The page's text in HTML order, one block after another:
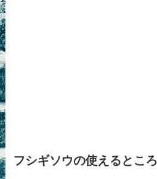
フシギソウの使えるところ